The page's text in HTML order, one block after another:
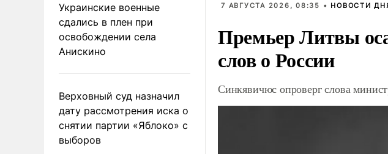
Украинские военные
сдались в плен при
освобождении села
Анискино
Верховный суд назначил
дату рассмотрения иска о
снятии партии «Яблоко» с
выборов
7 АВГУСТА 2026, 08:35 • НОВОСТИ
Премьер Литвы
слов о России
Синкявичюс опроверг слова